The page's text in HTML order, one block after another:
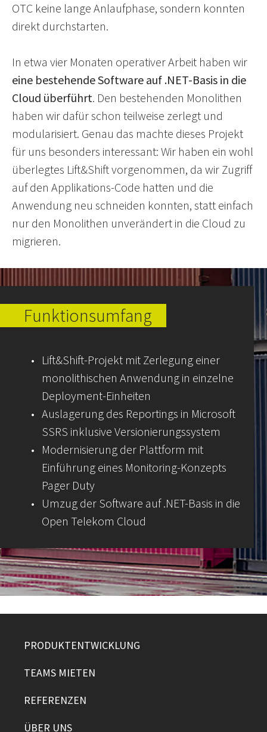
OTC keine lange Anlaufphase, sondern konnten
direkt durchstarten.
In etwa vier Monaten operativer Arbeit haben wir
eine bestehende Software auf .NET-Basis in die
Cloud überführt. Den bestehenden Monolithen
haben wir dafür schon teilweise zerlegt und
modularisiert. Genau das machte dieses Projekt
für uns besonders interessant: Wir haben ein wohl
überlegtes Lift&Shift vorgenommen, da wir Zugriff
auf den Applikations-Code hatten und die
Anwendung neu schneiden konnten, statt einfach
nur den Monolithen unverändert in die Cloud zu
migrieren.
Funktionsumfang
• Lift&Shift-Projekt mit Zerlegung einer
monolithischen Anwendung in einzelne
Deployment-Einheiten
• Auslagerung des Reportings in Microsoft
SSRS inklusive Versionierungssystem
• Modernisierung der Plattform mit
Einführung eines Monitoring-Konzepts
Pager Duty
• Umzug der Software auf .NET-Basis in die
Open Telekom Cloud
PRODUKTENTWICKLUNG
TEAMS MIETEN
REFERENZEN
ÜBER UNS